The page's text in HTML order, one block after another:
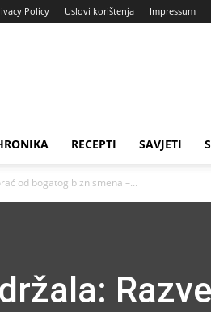
Policy Uslovi korištenja Impressum
RECEPTI SAVJETI
od bogatog biznismena –...